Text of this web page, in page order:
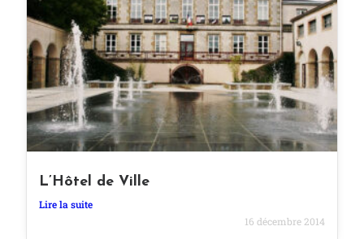
L’Hôtel de Ville
Lire la suite
16 décembre 2014